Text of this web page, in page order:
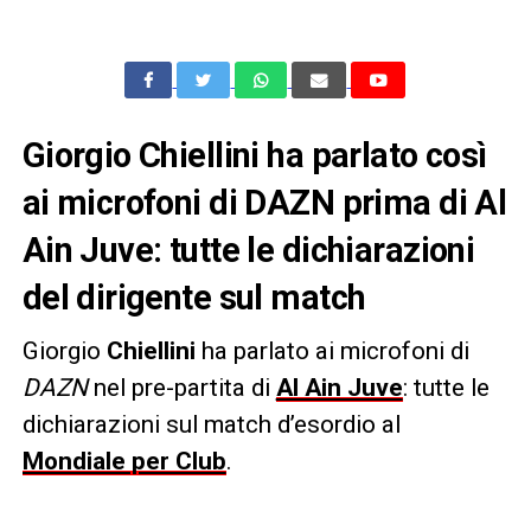
Giorgio Chiellini ha parlato così
ai microfoni di DAZN prima di Al
Ain Juve: tutte le dichiarazioni
del dirigente sul match
Giorgio Chiellini ha parlato ai microfoni di
DAZNnel pre-partita di Al Ain Juve: tutte le
dichiarazioni sul match d’esordio al
Mondiale per Club.